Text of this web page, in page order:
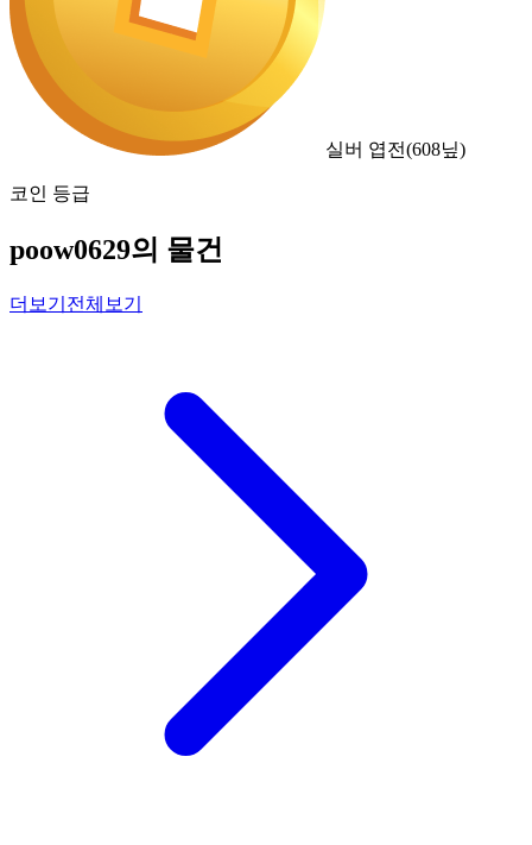
실버 엽전(608닢)
코인 등급
poow0629의 물건
더보기 전체보기